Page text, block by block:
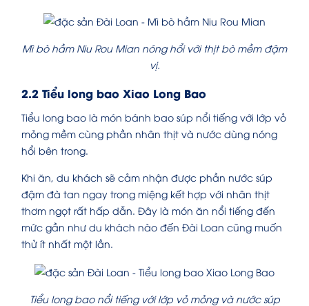
Mì bò hầm Niu Rou Mian nóng hổi với thịt bò mềm đậm
vị.
2.2 Tiểu long bao Xiao Long Bao
Tiểu long bao là món bánh bao súp nổi tiếng với lớp vỏ
mỏng mềm cùng phần nhân thịt và nước dùng nóng
hổi bên trong.
Khi ăn, du khách sẽ cảm nhận được phần nước súp
đậm đà tan ngay trong miệng kết hợp với nhân thịt
thơm ngọt rất hấp dẫn. Đây là món ăn nổi tiếng đến
mức gần như du khách nào đến Đài Loan cũng muốn
thử ít nhất một lần.
Tiểu long bao nổi tiếng với lớp vỏ mỏng và nước súp